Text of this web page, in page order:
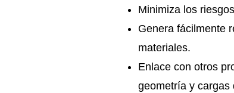
Minimiza los
Genera fácilmente
materiales.
Enlace con otros
geometría y cargas